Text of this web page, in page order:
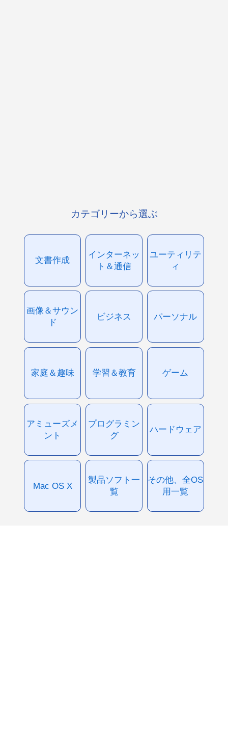
カテゴリーから選ぶ
文書作成
インターネッ
ト＆通信
ユーティリテ
ィ
画像＆サウン
ド
ビジネス パーソナル
家庭＆趣味 学習＆教育 ゲーム
アミューズメ
ント
プログラミン
グ
ハードウェア
Mac OS X
製品ソフト一
覧
その他、全OS
用一覧